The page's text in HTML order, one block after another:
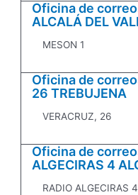
Oficina de
ALCALÁ DEL
MESON 1
Oficina de
26 TREBUJENA
VERACRUZ, 26
Oficina de
ALGECIRAS 4
RADIO ALGECIRAS 4